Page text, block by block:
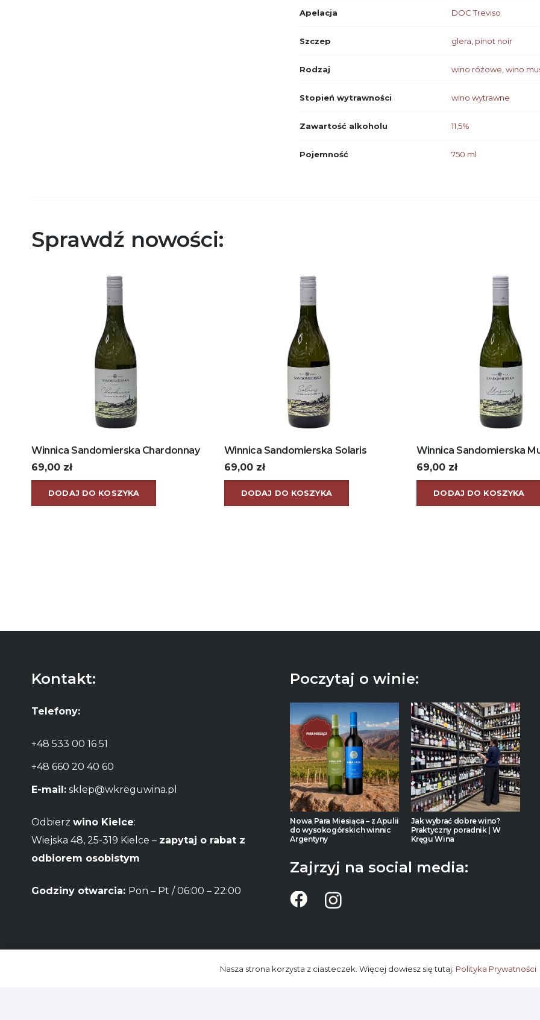
Apelacja DOC Treviso
Szczep glera pinot noir
Rodzaj wino różowe ,wino
Stopień wytrawności wino wytrawne
Zawartość alkoholu 11,5%
Pojemność 750 ml
Sprawdź nowości:
Winnica Sandomierska Chardonnay
69,00 zł
DODAJ DO KOSZYKA
Winnica Sandomierska Solaris
69,00 zł
DODAJ DO KOSZYKA
Winnica Sandomierska
69,00 zł
DODAJ DO KOSZYKA
Kontakt:
Telefony:
+48 533 00 16 51
+48 660 20 40 60
E-mail: sklep@wkreguwina.pl
Odbierz wino Kielce:
Wiejska 48, 25-319 Kielce – zapytaj o rabat z
odbiorem osobistym
Godziny otwarcia: Pon – Pt / 06:00 – 22:00
Poczytaj o winie:
Nowa Para Miesiąca – z Apulii
do wysokogórskich winnic
Argentyny
Jak wybrać dobre wino?
Praktyczny poradnik | W
Kręgu Wina
Zajrzyj na social media:
Nasza strona korzysta z ciasteczek. Więcej dowiesz się tutaj: Polityka Prywatności